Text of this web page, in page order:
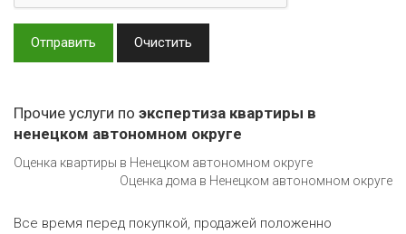
Отправить Очистить
Прочие услуги по экспертиза квартиры в
ненецком автономном округе
Оценка квартиры в Ненецком автономном округе
Оценка дома в Ненецком автономном округе
Все время перед покупкой, продажей положенно